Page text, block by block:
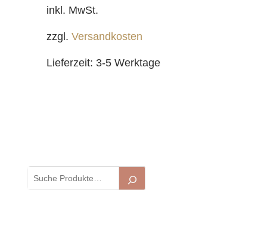
inkl. MwSt.
zzgl. Versandkosten
Lieferzeit: 3-5 Werktage